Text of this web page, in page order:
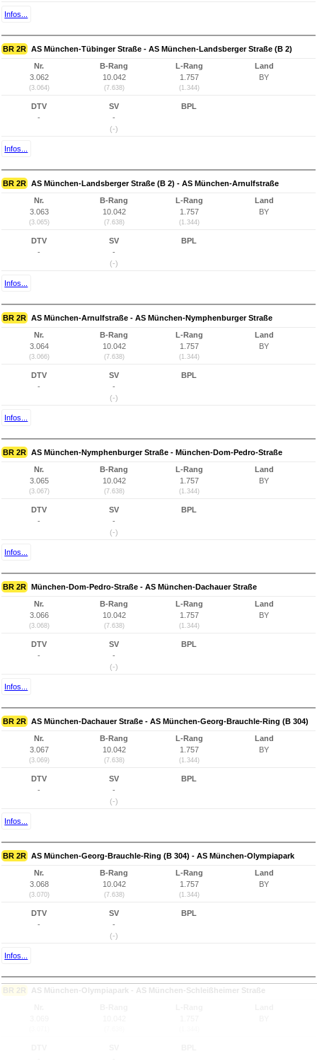
Infos...
BR 2R AS München-Tübinger Straße - AS München-Landsberger Straße (B 2)
Nr.
3.062
(3.064)
B-Rang
10.042
(7.638)
L-Rang
1.757
(1.344)
Land
BY
DTV
-
SV
-
(-)
BPL
Infos...
BR 2R AS München-Landsberger Straße (B 2) - AS München-Arnulfstraße
Nr.
3.063
(3.065)
B-Rang
10.042
(7.638)
L-Rang
1.757
(1.344)
Land
BY
DTV
-
SV
-
(-)
BPL
Infos...
BR 2R AS München-Arnulfstraße - AS München-Nymphenburger Straße
Nr.
3.064
(3.066)
B-Rang
10.042
(7.638)
L-Rang
1.757
(1.344)
Land
BY
DTV
-
SV
-
(-)
BPL
Infos...
BR 2R AS München-Nymphenburger Straße - München-Dom-Pedro-Straße
Nr.
3.065
(3.067)
B-Rang
10.042
(7.638)
L-Rang
1.757
(1.344)
Land
BY
DTV
-
SV
-
(-)
BPL
Infos...
BR 2R München-Dom-Pedro-Straße - AS München-Dachauer Straße
Nr.
3.066
(3.068)
B-Rang
10.042
(7.638)
L-Rang
1.757
(1.344)
Land
BY
DTV
-
SV
-
(-)
BPL
Infos...
BR 2R AS München-Dachauer Straße - AS München-Georg-Brauchle-Ring (B 304)
Nr.
3.067
(3.069)
B-Rang
10.042
(7.638)
L-Rang
1.757
(1.344)
Land
BY
DTV
-
SV
-
(-)
BPL
Infos...
BR 2R AS München-Georg-Brauchle-Ring (B 304) - AS München-Olympiapark
Nr.
3.068
(3.070)
B-Rang
10.042
(7.638)
L-Rang
1.757
(1.344)
Land
BY
DTV
-
SV
-
(-)
BPL
Infos...
BR 2R AS München-Olympiapark - AS München-Schleißheimer Straße